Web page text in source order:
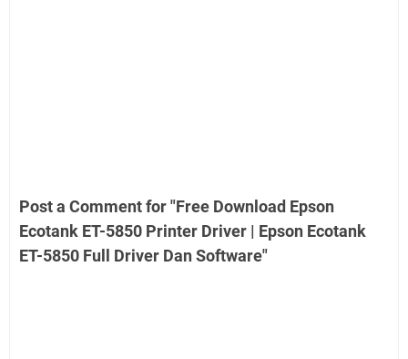
Post a Comment for "Free Download Epson
Ecotank ET-5850 Printer Driver | Epson Ecotank
ET-5850 Full Driver Dan Software"